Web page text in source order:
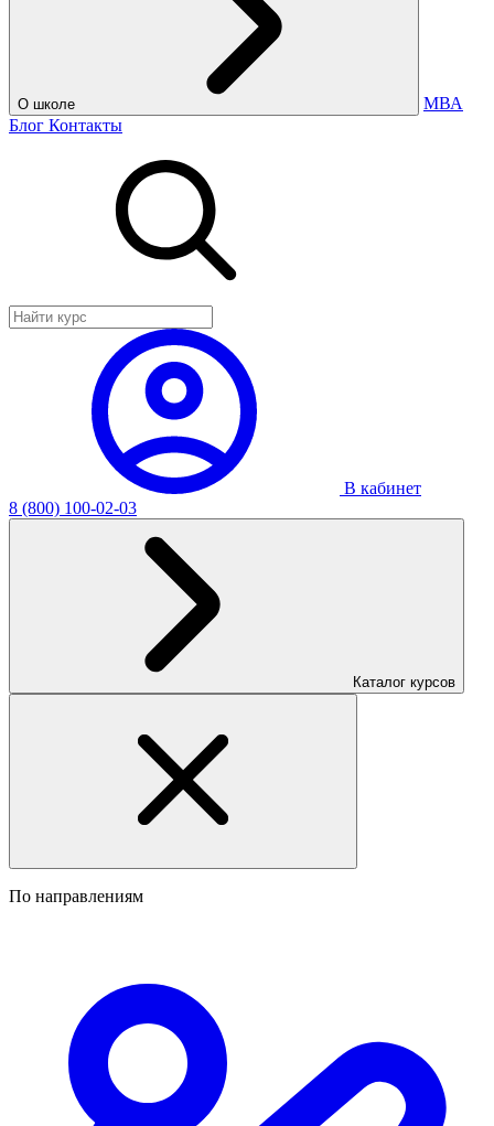
О школе
МВА
Блог Контакты
В кабинет
8 (800) 100-02-03
Каталог курсов
По направлениям